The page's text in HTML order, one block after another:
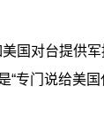
国对台提供
专门说给美国